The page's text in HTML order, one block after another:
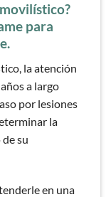
para
la atención
a largo
por lesiones
la
su
en una